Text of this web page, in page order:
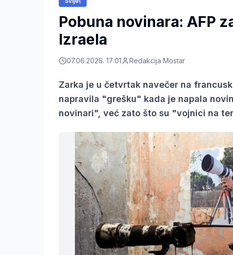
Pobuna novinara: AFP
Izraela
07.06.2026. 17:01 Redakcija Mostar
Zarka je u četvrtak navečer na
napravila "grešku" kada je napala
novinari", već zato što su "vojnici na